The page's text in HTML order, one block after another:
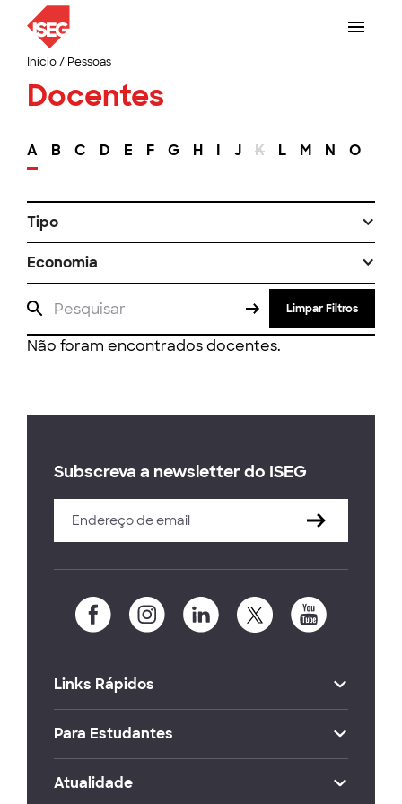
Início/ Pessoas
Docentes
A B C D E F G H I J K L M N O
Tipo
Economia
Limpar Filtros
Não foram encontrados docentes.
Subscreva a newsletter do ISEG
Links Rápidos
Para Estudantes
Atualidade